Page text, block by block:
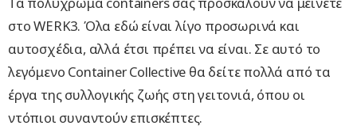
στο WERK3. Όλα εδώ είναι λίγο προσωρινά και
αυτοσχέδια, αλλά έτσι πρέπει να είναι. Σε αυτό το
λεγόμενο Container Collective θα δείτε πολλά από τα
έργα της συλλογικής ζωής στη γειτονιά, όπου οι
ντόπιοι συναντούν επισκέπτες.